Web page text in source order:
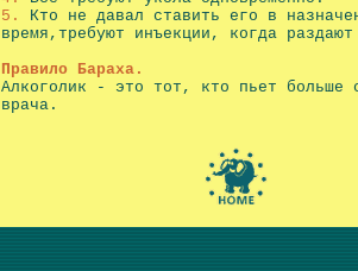
5.
Кто не давал ставить его в
время,требуют инъекции, когда
Правило Бараха.
Алкоголик - это тот, кто пьет больше
врача.